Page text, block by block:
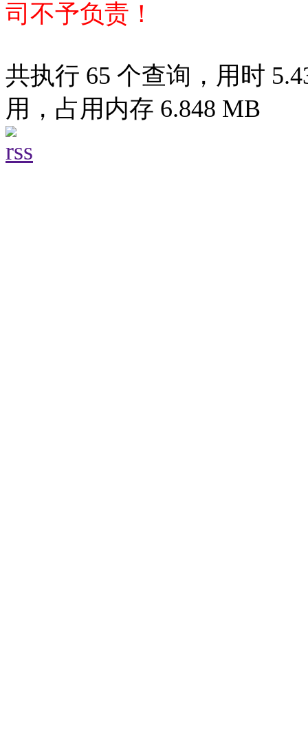
司不予负责！
共执行 65 个查询，用时
用，占用内存 6.848 MB